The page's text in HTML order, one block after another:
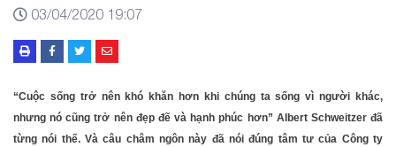
03/04/2020 19:07
“Cuộc sống trở nên khó khăn hơn khi chúng ta sống vì người khác,
nhưng nó cũng trở nên đẹp đẽ và hạnh phúc hơn” Albert Schweitzer đã
từng nói thế. Và câu châm ngôn này đã nói đúng tâm tư của Công ty